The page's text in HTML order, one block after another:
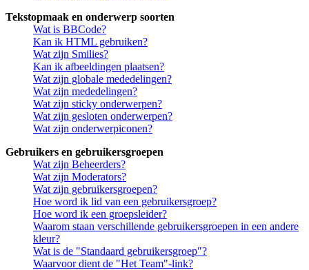
Tekstopmaak en onderwerp soorten
Wat is BBCode?
Kan ik HTML gebruiken?
Wat zijn Smilies?
Kan ik afbeeldingen plaatsen?
Wat zijn globale mededelingen?
Wat zijn mededelingen?
Wat zijn sticky onderwerpen?
Wat zijn gesloten onderwerpen?
Wat zijn onderwerpiconen?
Gebruikers en gebruikersgroepen
Wat zijn Beheerders?
Wat zijn Moderators?
Wat zijn gebruikersgroepen?
Hoe word ik lid van een gebruikersgroep?
Hoe word ik een groepsleider?
Waarom staan verschillende gebruikersgroepen in een andere
kleur?
Wat is de "Standaard gebruikersgroep"?
Waarvoor dient de "Het Team"-link?